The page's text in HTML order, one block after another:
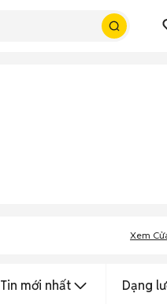
Xem
Tin mới nhất Dạng